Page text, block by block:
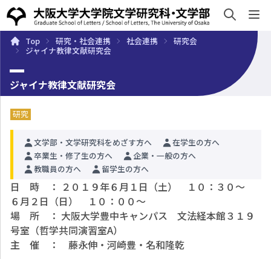
概要 学部・大学院 キャンパスライフ 入試・入学案
Top 研究・社会連携 社会連携
研究会
ジャイナ教律文献研究会
ジャイナ教律文献研究会
研究
文学部・文学研究科をめざす方へ
在学生の方へ
卒業生・修了生の方へ
企業・一般の方へ
教職員の方へ
留学生の方へ
日 時 ： ２０１９年６月１日（土） １０：３０～
６月２日（日） １０：００～
場 所 ： 大阪大学豊中キャンパス 文法経本館３１９
号室（哲学共同演習室A）
主 催 ： 藤永伸・河崎豊・名和隆乾